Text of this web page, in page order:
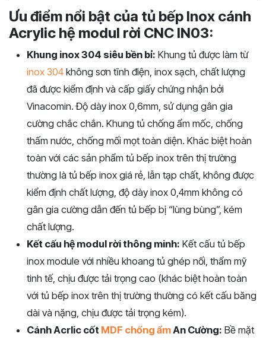
Ưu điểm nổi bật của tủ bếp Inox cánh
Acrylic hệ modul rời CNC IN03:
Khung inox 304 siêu bền bỉ: Khung tủ được làm từ
inox 304 không sơn tĩnh điện, inox sạch, chất lượng
đã được kiểm định và cấp giấy chứng nhận bởi
Vinacomin. Độ dày inox 0,6mm, sử dụng gân gia
cường chắc chắn. Khung tủ chống ẩm mốc, chống
thấm nước, chống mối mọt toàn diện. Khác biệt hoàn
toàn với các sản phẩm tủ bếp inox trên thị trường
thường là tủ bếp inox giá rẻ, lẫn tạp chất, không được
kiểm định chất lượng, độ dày inox 0,4mm không có
gân gia cường dẫn đến tủ bếp bị “lùng bùng”, kém
chất lượng.
Kết cấu hệ modul rời thông minh: Kết cấu tủ bếp
inox module với nhiều khoang tủ ghép nối, thẩm mỹ
tinh tế, chịu được tải trọng cao (khác biệt hoàn toàn
với tủ bếp inox trên thị trường thường có kết cấu băng
dài và nặng, chịu được tải trọng kém).
Cánh Acrlic cốt MDF chống ẩm An Cường: Bề mặt